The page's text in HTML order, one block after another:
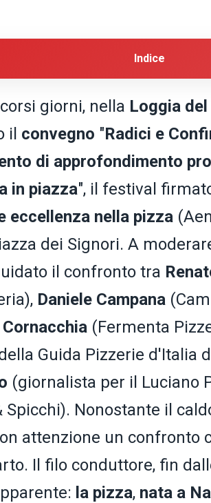
Indice
giorni, nella Loggia
il convegno "Radici e
di approfondimento
in piazza", il festival
eccellenza nella pizza
dei Signori. A
il confronto tra
Daniele Campana
(Fermenta
Guida Pizzerie d'Italia
(giornalista per il Luciano
Spicchi). Nonostante il
attenzione un confronto
Il filo conduttore, fin
la pizza, nata a